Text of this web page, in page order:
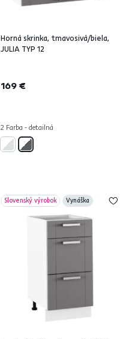
Horná skrinka, tmavosivá/biela,
JULIA TYP 12
169 €
2 Farba - detailná
Slovenský výrobok Vynáška